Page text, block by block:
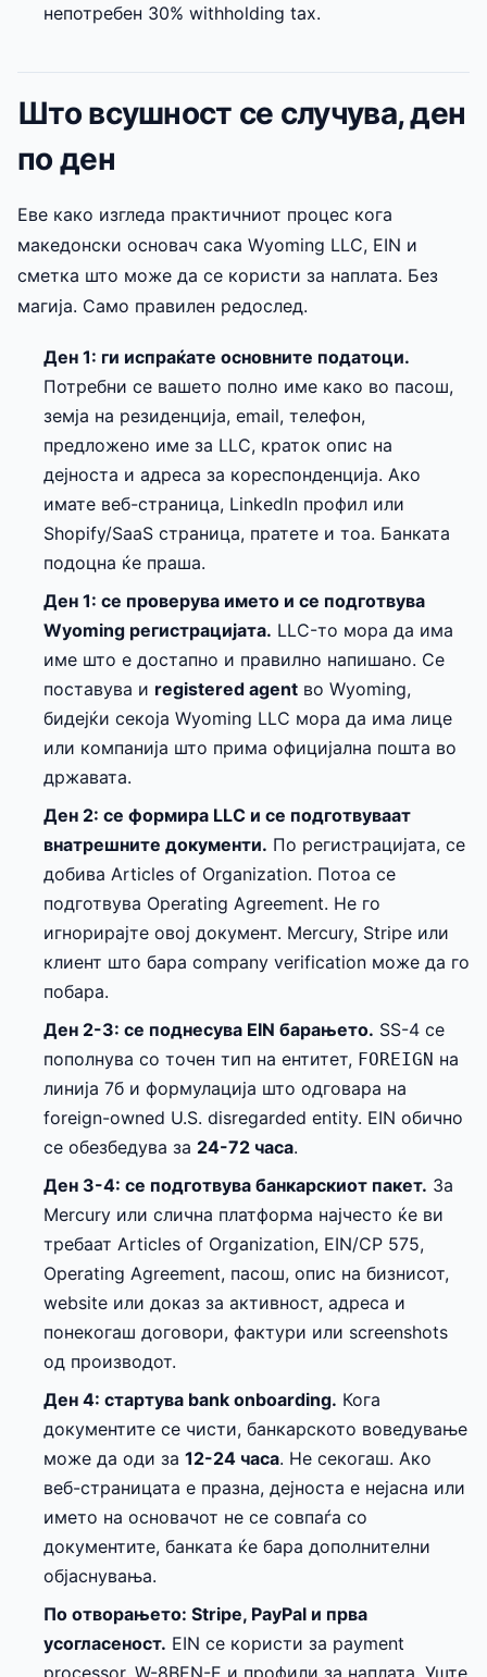
непотребен 30% withholding tax.
Што всушност се случува, ден
по ден
Еве како изгледа практичниот процес кога
македонски основач сака Wyoming LLC, EIN и
сметка што може да се користи за наплата. Без
магија. Само правилен редослед.
Ден 1: ги испраќате основните податоци.
Потребни се вашето полно име како во пасош,
земја на резиденција, email, телефон,
предложено име за LLC, краток опис на
дејноста и адреса за кореспонденција. Ако
имате веб-страница, LinkedIn профил или
Shopify/SaaS страница, пратете и тоа. Банката
подоцна ќе праша.
Ден 1: се проверува името и се подготвува
Wyoming регистрацијата. LLC-то мора да има
име што е достапно и правилно напишано. Се
поставува и registered agent во Wyoming,
бидејќи секоја Wyoming LLC мора да има лице
или компанија што прима официјална пошта во
државата.
Ден 2: се формира LLC и се подготвуваат
внатрешните документи. По регистрацијата, се
добива Articles of Organization. Потоа се
подготвува Operating Agreement. Не го
игнорирајте овој документ. Mercury, Stripe или
клиент што бара company verification може да го
побара.
Ден 2-3: се поднесува EIN барањето. SS-4 се
пополнува со точен тип на ентитет, FOREIGN на
линија 7б и формулација што одговара на
foreign-owned U.S. disregarded entity. EIN обично
се обезбедува за 24-72 часа.
Ден 3-4: се подготвува банкарскиот пакет. За
Mercury или слична платформа најчесто ќе ви
требаат Articles of Organization, EIN/CP 575,
Operating Agreement, пасош, опис на бизнисот,
website или доказ за активност, адреса и
понекогаш договори, фактури или screenshots
од производот.
Ден 4: стартува bank onboarding. Кога
документите се чисти, банкарското воведување
може да оди за 12-24 часа. Не секогаш. Ако
веб-страницата е празна, дејноста е нејасна или
името на основачот не се совпаѓа со
документите, банката ќе бара дополнителни
објаснувања.
По отворањето: Stripe, PayPal и прва
усогласеност. EIN се користи за payment
processor, W-8BEN-E и профили за наплата. Уште